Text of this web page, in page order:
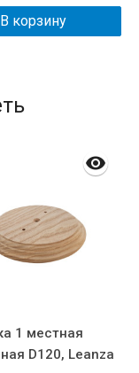
В корзину
1 местная
D120, Leanza